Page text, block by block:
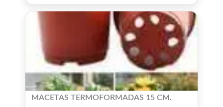
MACETAS TERMOFORMADAS 15 CM.